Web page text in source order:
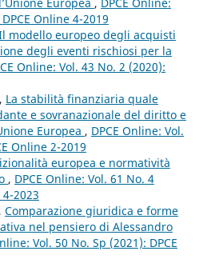
Online 4-2019
modello europeo degli acquisti
degli eventi rischiosi per la
Online: Vol. 43 No. 2 (2020):
La stabilità finanziaria quale
e sovranazionale del diritto e
Europea , DPCE Online: Vol.
Online 2-2019
europea e normatività
, DPCE Online: Vol. 61 No. 4
4-2023
Comparazione giuridica e forme
nel pensiero di Alessandro
Vol. 50 No. Sp (2021): DPCE